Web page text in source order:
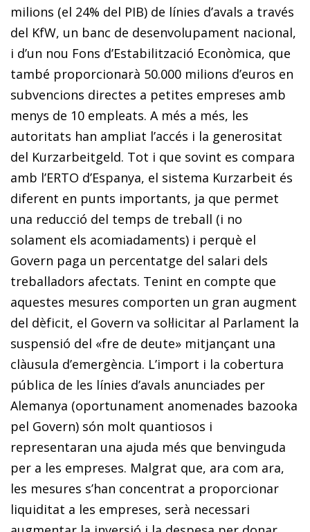
milions (el 24% del PIB) de línies d’avals a través
del KfW, un banc de desenvolupament nacional,
i d’un nou Fons d’Estabilització Econòmica, que
també proporcionarà 50.000 milions d’euros en
subvencions directes a petites empreses amb
menys de 10 empleats. A més a més, les
autoritats han ampliat l’accés i la generositat
del Kurzarbeitgeld. Tot i que sovint es compara
amb l’ERTO d’Espanya, el sistema Kurzarbeit és
diferent en punts importants, ja que permet
una reducció del temps de treball (i no
solament els acomiadaments) i perquè el
Govern paga un percentatge del salari dels
treballadors afectats. Tenint en compte que
aquestes mesures comporten un gran augment
del dèficit, el Govern va sol·licitar al Parlament la
suspensió del «fre de deute» mitjançant una
clàusula d’emergència. L’import i la cobertura
pública de les línies d’avals anuncia­des per
Alemanya (oportunament anomenades bazooka
pel Govern) són molt quantiosos i
representaran una ajuda més que benvinguda
per a les empreses. Malgrat que, ara com ara,
les mesures s’han concentrat a proporcionar
liquiditat a les empreses, serà necessari